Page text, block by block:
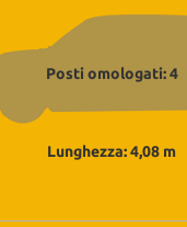
Posti omologati: 4
Lunghezza: 4,08 m